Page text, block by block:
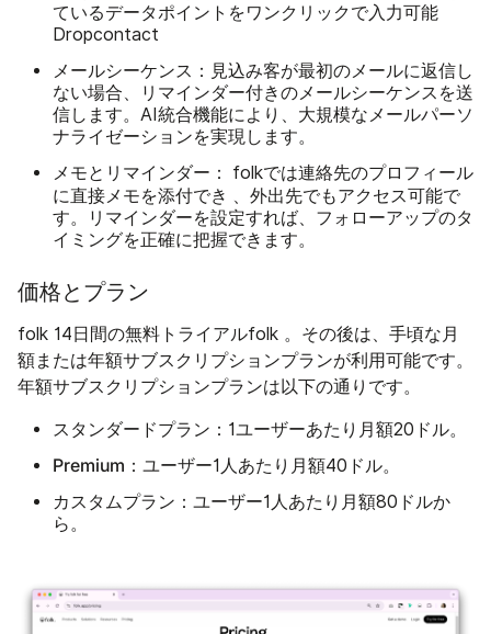
ているデータポイントをワンクリックで入力可能
Dropcontact
メールシーケンス： 見込み客が最初のメールに返信し
ない場合、リマインダー付きのメールシーケンスを送
信します。AI統合機能により、大規模なメールパーソ
ナライゼーションを実現します。
メモとリマインダー： folkでは連絡先のプロフィール
に直接メモを添付でき
、外出先でもアクセス可能で
す。リマインダーを設定すれば、フォローアップのタ
イミングを正確に把握できます。
価格とプラン
folk 14日間の無料トライアルfolk 。その後は、手頃な月
額または年額サブスクリプションプランが利用可能です。
年額サブスクリプションプランは以下の通りです。
スタンダードプラン： 1ユーザーあたり月額20ドル。
Premium： ユーザー1人あたり月額40ドル。
カスタムプラン： ユーザー1人あたり月額80ドルか
ら。